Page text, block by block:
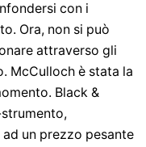
con i
Ora, non si può
attraverso gli
McCulloch è stata la
Black &
un prezzo pesante